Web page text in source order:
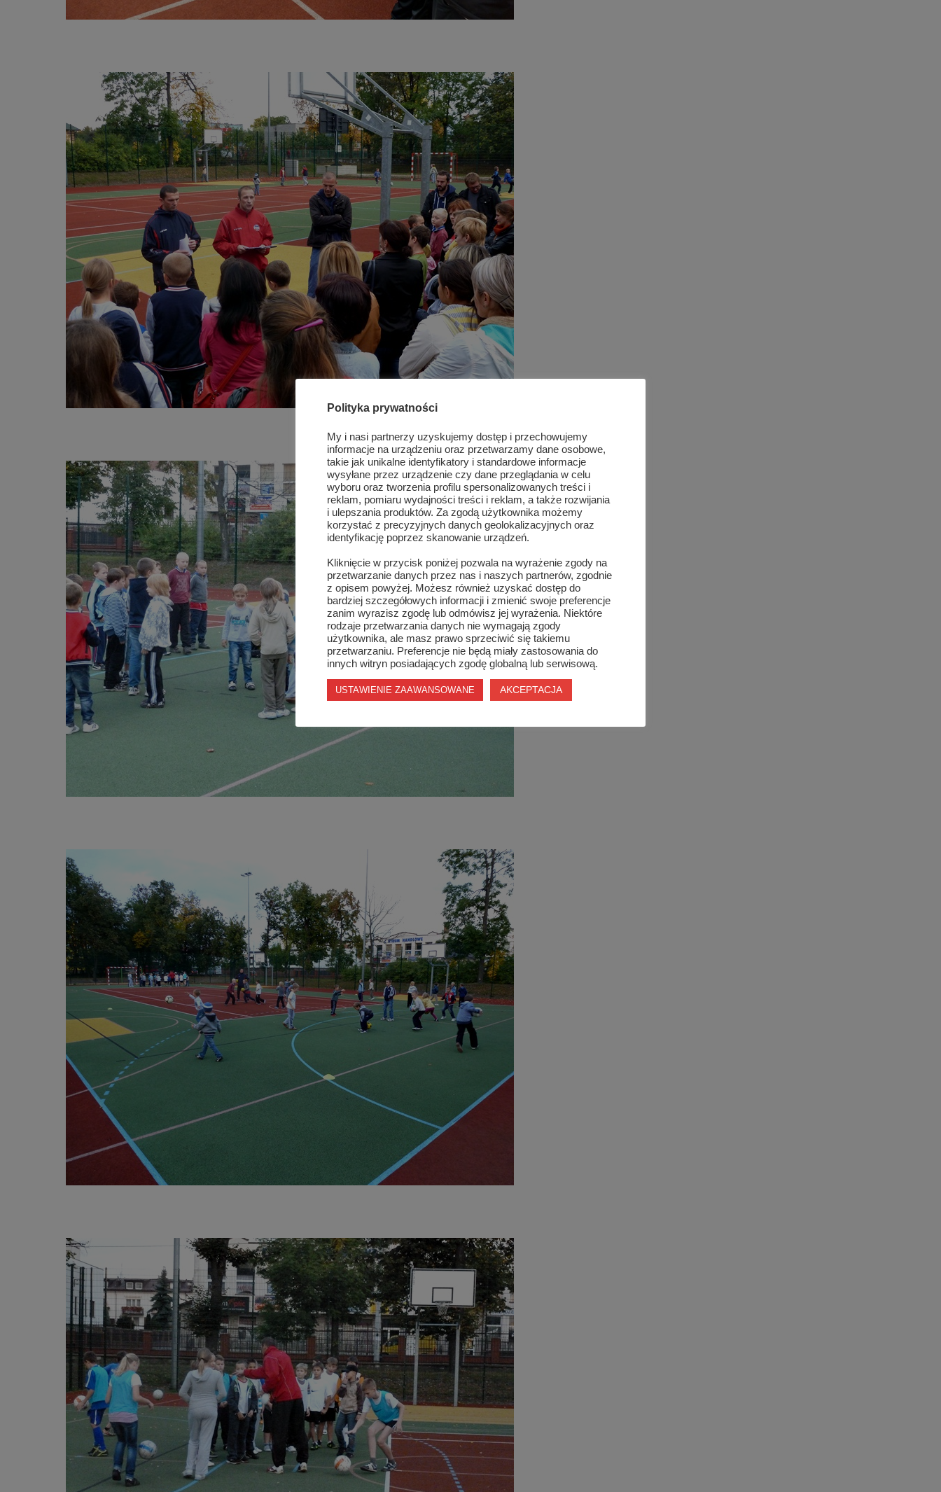
Polityka prywatności
My i nasi partnerzy uzyskujemy dostęp i przechowujemy
informacje na urządzeniu oraz przetwarzamy dane osobowe,
takie jak unikalne identyfikatory i standardowe informacje
wysyłane przez urządzenie czy dane przeglądania w celu
wyboru oraz tworzenia profilu spersonalizowanych treści i
reklam, pomiaru wydajności treści i reklam, a także rozwijania
i ulepszania produktów. Za zgodą użytkownika możemy
korzystać z precyzyjnych danych geolokalizacyjnych oraz
identyfikację poprzez skanowanie urządzeń.
Kliknięcie w przycisk poniżej pozwala na wyrażenie zgody na
przetwarzanie danych przez nas i naszych partnerów, zgodnie
z opisem powyżej. Możesz również uzyskać dostęp do
bardziej szczegółowych informacji i zmienić swoje preferencje
zanim wyrazisz zgodę lub odmówisz jej wyrażenia. Niektóre
rodzaje przetwarzania danych nie wymagają zgody
użytkownika, ale masz prawo sprzeciwić się takiemu
przetwarzaniu. Preferencje nie będą miały zastosowania do
innych witryn posiadających zgodę globalną lub serwisową.
USTAWIENIE ZAAWANSOWANE AKCEPTACJA